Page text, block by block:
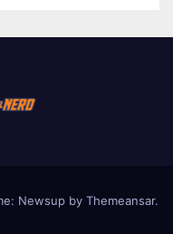
Newsupby Themeansar.